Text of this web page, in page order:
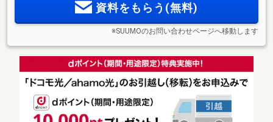
資料をもらう(無料)
※SUUMOのお問い合わせページへ移動します